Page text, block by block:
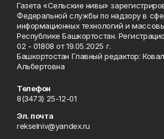
Газета «Сельские нивы»
Федеральной службы по надзору в
информационных технологий и
Республике Башкортостан.
02 - 01808 от 19.05.2025 г.
Башкортостан Главный редактор:
Альбертовна
Телефон
8(3473) 25-12-01
Эл. почта
rekselniv@yandex.ru